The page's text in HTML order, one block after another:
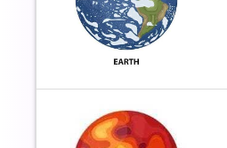
Venus este inconjurat de
mercur, hidrocarburi,
sulfuric. Acesti nori
ploaie acida gasita in
sunt atat de grosi, ca
suprafata. Lumina care
este transformata in
PĂMÂNTUL(Terra) este a
Soare și este singura